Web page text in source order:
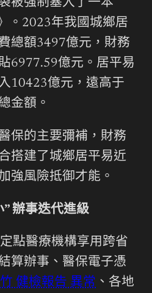
被強制塞入了一本
。2023年我國城鄉居
總額3497億元，財務
6977.59億元。居平易
10423億元，遠高于
金額。
保的主要彌補，財務
搭建了城鄉居平易近
強風險抵御才能。
辦事迭代進級
點醫療機構享用跨省
算辦事、醫保電子憑
健檢報告 異常 、各地